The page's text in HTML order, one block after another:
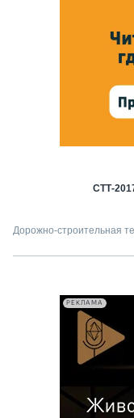
СТТ-
Дорожно-строительная
РЕКЛАМА